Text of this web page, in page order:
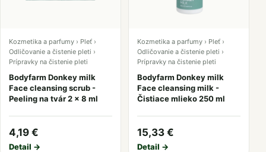
Kozmetika a parfumy › Pleť ›
Odličovanie a čistenie pleti ›
Prípravky na čistenie pleti
Bodyfarm Donkey milk
Face cleansing scrub -
Peeling na tvár 2 x 8 ml
4,19 €
Detail →
Kozmetika a parfumy › Pleť ›
Odličovanie a čistenie pleti ›
Prípravky na čistenie pleti
Bodyfarm Donkey milk
Face cleansing milk -
Čistiace mlieko 250 ml
15,33 €
Detail →